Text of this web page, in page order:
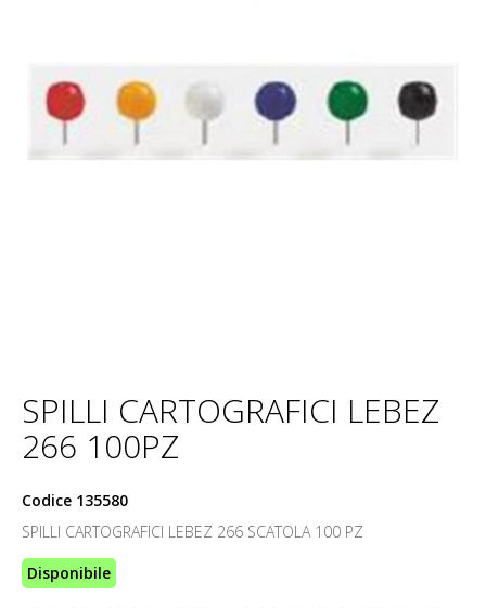
SPILLI CARTOGRAFICI LEBEZ
266 100PZ
Codice 135580
SPILLI CARTOGRAFICI LEBEZ 266 SCATOLA 100 PZ
Disponibile